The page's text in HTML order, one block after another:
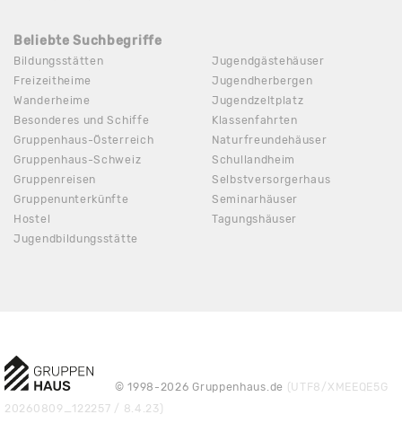
Beliebte Suchbegriffe
Bildungsstätten
Freizeitheime
Wanderheime
Besonderes und Schiffe
Gruppenhaus-Österreich
Gruppenhaus-Schweiz
Gruppenreisen
Gruppenunterkünfte
Hostel
Jugendbildungsstätte
Jugendgästehäuser
Jugendherbergen
Jugendzeltplatz
Klassenfahrten
Naturfreundehäuser
Schullandheim
Selbstversorgerhaus
Seminarhäuser
Tagungshäuser
© 1998-2026 Gruppenhaus.de (UTF8/XMEEQE5G
20260809_122257 / 8.4.23)